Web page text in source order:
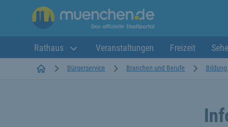
Rathaus Veranstaltungen Freizeit
StartseiteBürgerservice Branchen und Berufe